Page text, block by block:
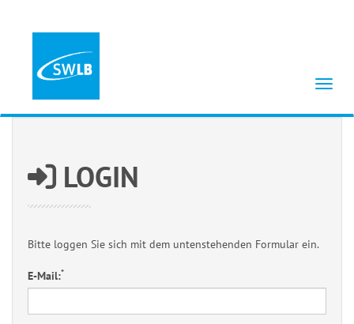
Menü
LOGIN
Bitte loggen Sie sich mit dem untenstehenden Formular ein.
E-Mail:*